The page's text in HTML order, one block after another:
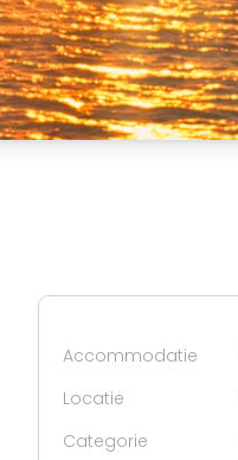
Accommodatie
Locatie
Categorie